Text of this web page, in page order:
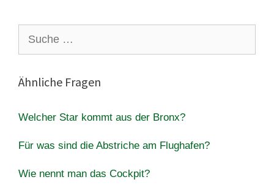
nach:
Ähnliche Fragen
Welcher Star kommt aus der Bronx?
Für was sind die Abstriche am Flughafen?
Wie nennt man das Cockpit?